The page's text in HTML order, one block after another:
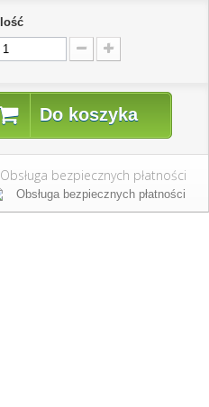
Ilość
Do koszyka
Obsługa bezpiecznych płatności